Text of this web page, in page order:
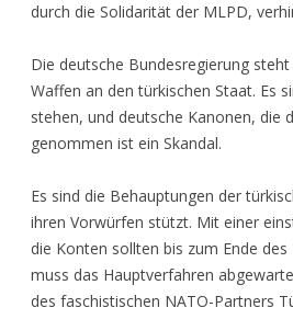
durch die Solidarität der MLPD,
Die deutsche Bundesregierung
Waffen an den türkischen Staat. Es
stehen, und deutsche Kanonen, die
genommen ist ein Skandal.
Es sind die Behauptungen der
ihren Vorwürfen stützt. Mit einer
die Konten sollten bis zum Ende
muss das Hauptverfahren
des faschistischen NATO-Partners